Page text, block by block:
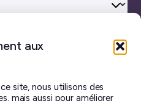
aux
site, nous utilisons des
mais aussi pour améliorer
♥et beaucoup de café.
J’ai pris toutes les
billet est écrit à la main.